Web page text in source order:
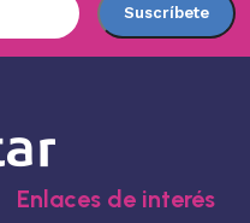
Enlaces de interés